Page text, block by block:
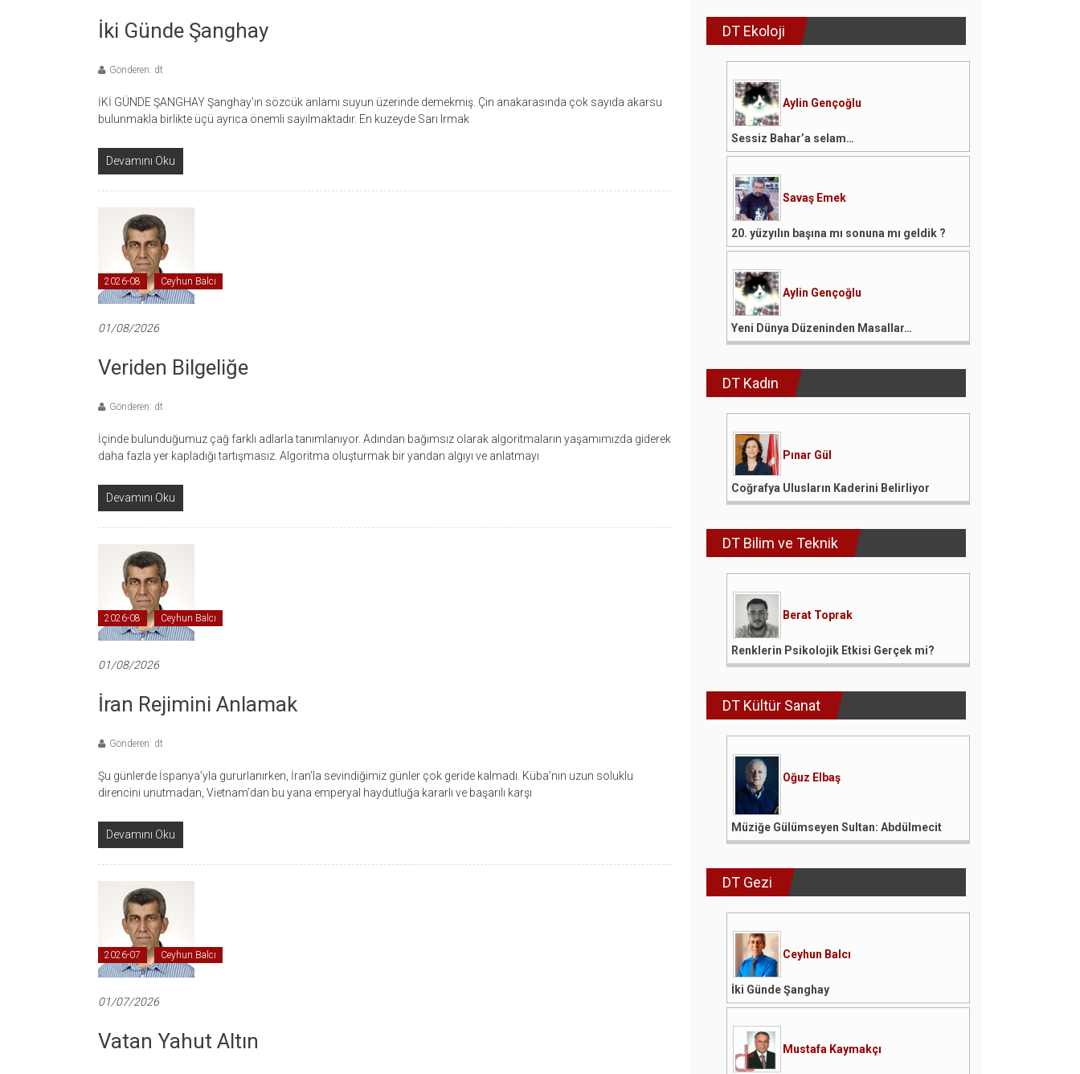
İki Günde Şanghay
Gönderen: dt
İKİ GÜNDE ŞANGHAY Şanghay’ın sözcük anlamı suyun üzerinde demekmiş. Çin anakarasında çok sayıda akarsu
bulunmakla birlikte üçü ayrıca önemli sayılmaktadır. En kuzeyde Sarı Irmak
Devamını Oku
2026-08 Ceyhun Balcı
01/08/2026
Veriden Bilgeliğe
Gönderen: dt
İçinde bulunduğumuz çağ farklı adlarla tanımlanıyor. Adından bağımsız olarak algoritmaların yaşamımızda giderek
daha fazla yer kapladığı tartışmasız. Algoritma oluşturmak bir yandan algıyı ve anlatmayı
Devamını Oku
2026-08 Ceyhun Balcı
01/08/2026
İran Rejimini Anlamak
Gönderen: dt
Şu günlerde İspanya’yla gururlanırken, İran’la sevindiğimiz günler çok geride kalmadı. Küba’nın uzun soluklu
direncini unutmadan, Vietnam’dan bu yana emperyal haydutluğa kararlı ve başarılı karşı
Devamını Oku
2026-07 Ceyhun Balcı
01/07/2026
Vatan Yahut Altın
DT Ekoloji
Aylin Gençoğlu
Sessiz Bahar’a selam…
Savaş Emek
20. yüzyılın başına mı sonuna mı geldik ?
Aylin Gençoğlu
Yeni Dünya Düzeninden Masallar…
DT Kadın
Pınar Gül
Coğrafya Ulusların Kaderini Belirliyor
DT Bilim ve Teknik
Berat Toprak
Renklerin Psikolojik Etkisi Gerçek mi?
DT Kültür Sanat
Oğuz Elbaş
Müziğe Gülümseyen Sultan: Abdülmecit
DT Gezi
Ceyhun Balcı
İki Günde Şanghay
Mustafa Kaymakçı